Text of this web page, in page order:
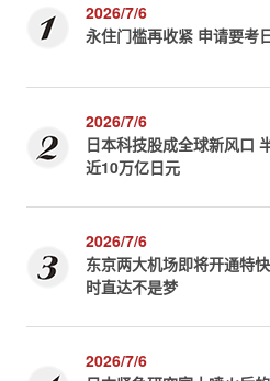
2026/7/6
永住门槛再收紧 申请要考
2026/7/6
日本科技股成全球新风口
近10万亿日元
2026/7/6
东京两大机场即将开通特
时直达不是梦
2026/7/6